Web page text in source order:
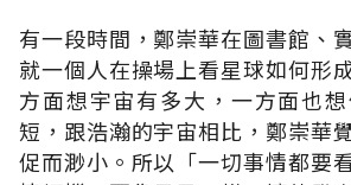
有一段時間，鄭崇華在圖書館、
就一個人在操場上看星球如何形
方面想宇宙有多大，一方面也
短，跟浩瀚的宇宙相比，鄭崇華
促而渺小。所以「一切事情都要